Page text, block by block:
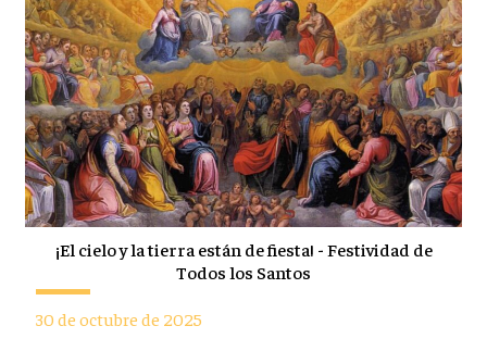
¡El cielo y la tierra están de fiesta! - Festividad de
Todos los Santos
30 de octubre de 2025